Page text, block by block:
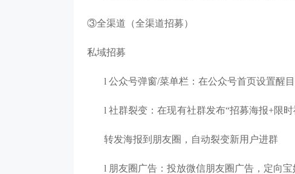
③全渠道（全渠道招募）
私域招募
l 公众号弹窗/菜单栏：在公众号首页设置醒
l社群裂变：在现有社群发布“招募海报+限
转发海报到朋友圈，自动裂变新用户进群
l 朋友圈广告：投放微信朋友圈广告，定向